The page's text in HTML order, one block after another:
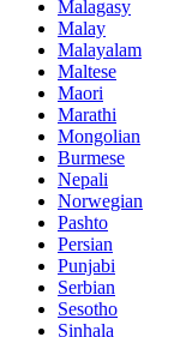
Malagasy
Malay
Malayalam
Maltese
Maori
Marathi
Mongolian
Burmese
Nepali
Norwegian
Pashto
Persian
Punjabi
Serbian
Sesotho
Sinhala